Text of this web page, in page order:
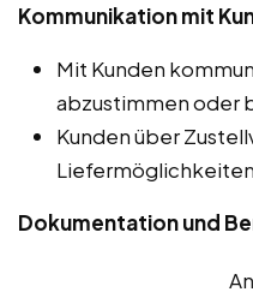
Kommunikation mit
Mit Kunden
abzustimmen oder
Kunden über
Dokumentation und